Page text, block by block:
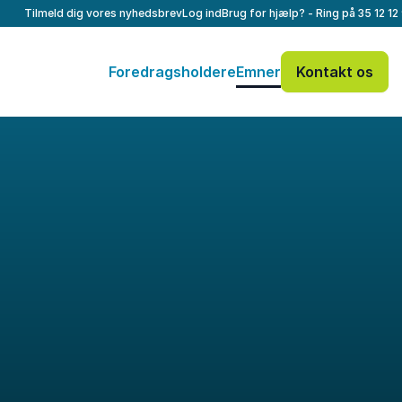
Tilmeld dig vores nyhedsbrevLog indBrug for hjælp? - Ring på 35 12
ForedragsholdereEmner Kontakt os